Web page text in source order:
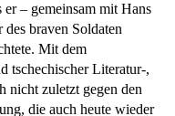
– gemeinsam mit Hans
braven Soldaten
Mit dem
tschechischer Literatur-,
nicht zuletzt gegen den
die auch heute wieder